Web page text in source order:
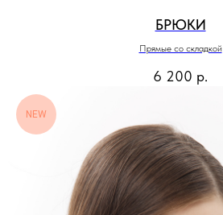
БРЮКИ
Прямые со складкой
6 200 р.
NEW